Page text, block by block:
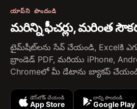
యాప్‌ని పొందండి
మరిన్ని ఫీచర్లు, మరింత
టైమ్‌షీట్‌లను సేవ్ చేయండి, Excelకి
బ్రాండెడ్ PDF, మరియు iPhone,
Chromeలో మీ డేటాను బ్యాకప్
డౌన్‌లోడ్ చేయండి
App Store
దాన్ని పొందండి
Google Play